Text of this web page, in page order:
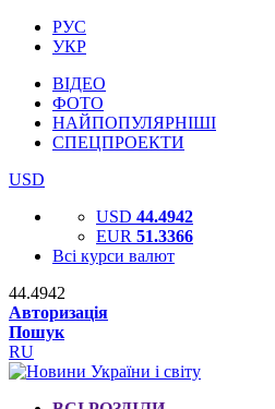
РУС
УКР
ВІДЕО
ФОТО
НАЙПОПУЛЯРНІШІ
СПЕЦПРОЕКТИ
USD
USD 44.4942
EUR 51.3366
Всі курси валют
44.4942
Авторизація
Пошук
RU